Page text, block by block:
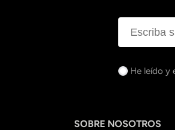
He leído y
SOBRE NOSOTROS